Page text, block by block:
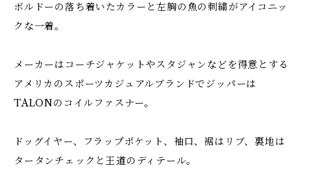
ボルドーの落ち着いたカラーと左胸の魚の刺繍がアイコニッ
クな一着。
メーカーはコーチジャケットやスタジャンなどを得意とする
アメリカのスポーツカジュアルブランドでジッパーは
TALONのコイルファスナー。
ドッグイヤー、フラップポケット、袖口、裾はリブ、裏地は
タータンチェックと王道のディテール。